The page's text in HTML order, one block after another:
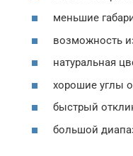
меньшие
возможность
натуральная
хорошие углы
быстрый
большой